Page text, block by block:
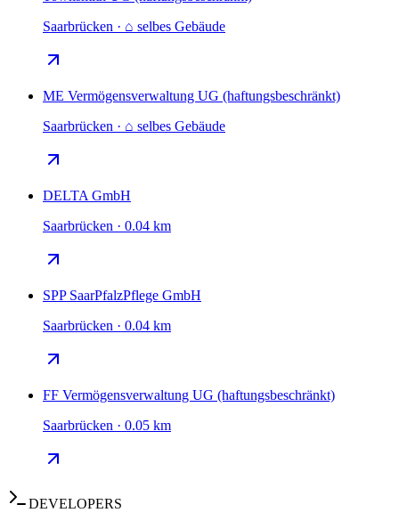
Saarbrücken · ⌂ selbes Gebäude
ME Vermögensverwaltung UG (haftungsbeschränkt)
Saarbrücken · ⌂ selbes Gebäude
DELTA GmbH
Saarbrücken · 0.04 km
SPP SaarPfalzPflege GmbH
Saarbrücken · 0.04 km
FF Vermögensverwaltung UG (haftungsbeschränkt)
Saarbrücken · 0.05 km
DEVELOPERS